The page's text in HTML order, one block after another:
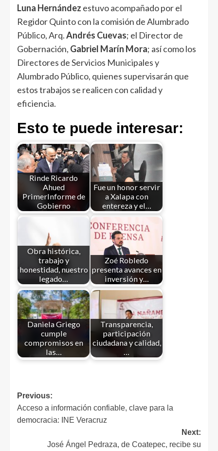
Luna Hernández estuvo acompañado por el
Regidor Quinto con la comisión de Alumbrado
Público, Arq.Andrés Cuevas; el Director de
Gobernación, Gabriel Marín Mora; así como los
Directores de Servicios Municipales y
Alumbrado Público, quienes supervisarán que
estos trabajos se realicen con calidad y
eficiencia.
Esto te puede interesar:
Rinde Ricardo
Ahued
PrimerInforme de
Gobierno
Fue un honor servir
a Xalapa con
entereza y el…
Obra histórica,
trabajo y
honestidad, nuestro
legado…
Zoé Robledo
presenta avances en
inversión y…
Daniela Griego
cumple
compromisos en
las…
Transparencia,
participación
ciudadana y calidad,
…
Previous:
Acceso a información confiable, clave para la
democracia: INE Veracruz
Next:
José Ángel Pedraza, de Coatepec, recibe su